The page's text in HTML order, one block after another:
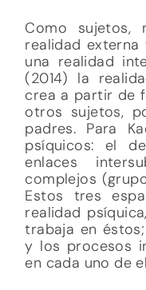
Como sujetos,
realidad externa
una realidad
(2014) la
crea a partir de
otros sujetos,
padres. Para
psíquicos: el
enlaces
complejos
Estos tres
realidad
trabaja en
y los procesos
en cada uno de